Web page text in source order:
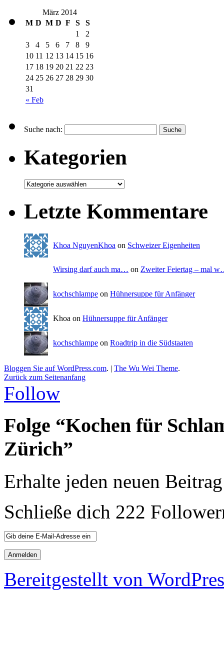
März 2014
M D M D F S S
« Feb
1
2
3
4 5 6 7 8
9
10 11 12 13 14 15 16
17 18 19 20 21 22 23
24 25 26 27 28 29 30
31
Suche nach:
Kategorien
Letzte Kommentare
Khoa NguyenKhoa on Schweizer Eigenheiten
Wirsing darf auch ma… on Zweiter Feiertag – mal
kochschlampe on Hühnersuppe für Anfänger
Khoa on Hühnersuppe für Anfänger
kochschlampe on Roadtrip in die Südstaaten
Bloggen Sie auf WordPress.com. | The Wu Wei Theme.
Zurück zum Seitenanfang
Follow
Folge “Kochen für
Zürich”
Erhalte jeden neuen
Schließe dich 222
Bereitgestellt von